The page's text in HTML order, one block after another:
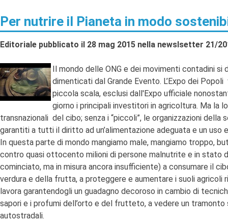
Per nutrire il Pianeta in modo
Editoriale pubblicato il 28 mag 2015 nella newslsetter 21/
Il mondo delle ONG e dei movimenti contadini
dimenticati dal Grande Evento. L’Expo dei
piccola scala, esclusi dall'Expo ufficiale
giorno i principali investitori in agricoltura. Ma la
transnazionali del cibo; senza i “piccoli”, le organizzazioni
garantiti a tutti il diritto ad un’alimentazione adeguata e un uso
In questa parte di mondo mangiamo male, mangiamo troppo,
contro quasi ottocento milioni di persone malnutrite e in stato
cominciato, ma in misura ancora insufficiente) a consumare il
verdura e della frutta, a proteggere e aumentare i suoli agricoli
lavora garantendogli un guadagno decoroso in cambio di
sapori e i profumi dell’orto e del frutteto, a vedere un
autostradali.